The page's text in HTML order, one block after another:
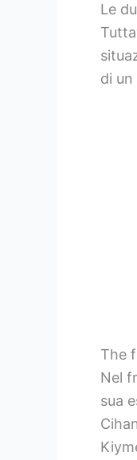
Le
di
The
Nel
sua